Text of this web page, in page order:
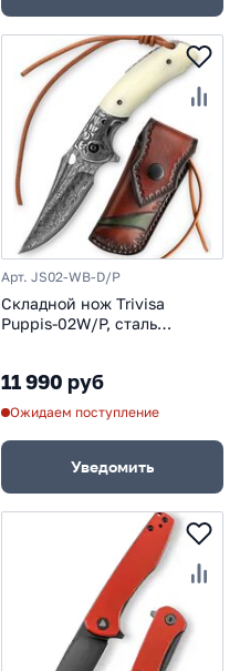
Арт. JS02-WB-D/P
Складной нож Trivisa
Puppis-02W/P, сталь
11 990 руб
Ожидаем поступление
Уведомить